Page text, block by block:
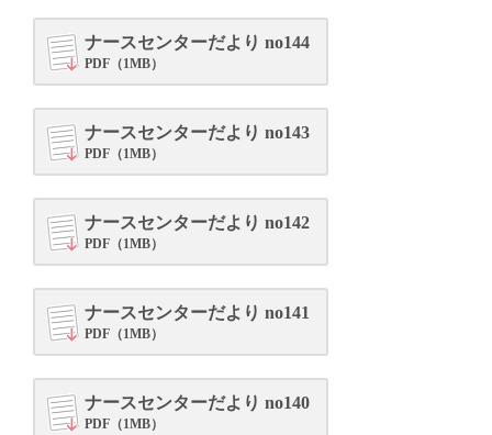
ナースセンターだより no144
PDF（1MB）
ナースセンターだより no143
PDF（1MB）
ナースセンターだより no142
PDF（1MB）
ナースセンターだより no141
PDF（1MB）
ナースセンターだより no140
PDF（1MB）